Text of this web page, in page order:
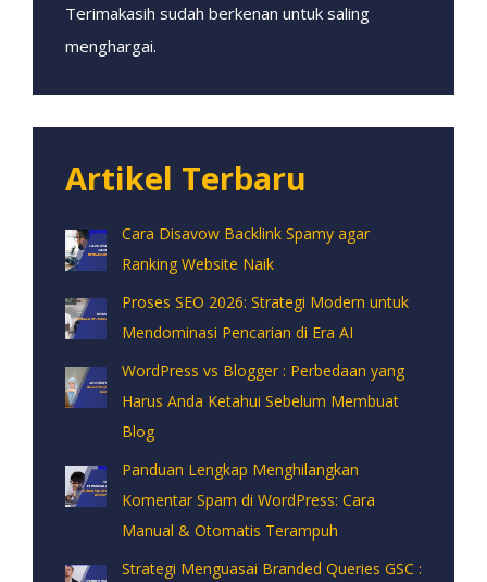
Terimakasih sudah berkenan untuk saling
menghargai.
Artikel Terbaru
Cara Disavow Backlink Spamy agar
Ranking Website Naik
Proses SEO 2026: Strategi Modern untuk
Mendominasi Pencarian di Era AI
WordPress vs Blogger : Perbedaan yang
Harus Anda Ketahui Sebelum Membuat
Blog
Panduan Lengkap Menghilangkan
Komentar Spam di WordPress: Cara
Manual & Otomatis Terampuh
Strategi Menguasai Branded Queries GSC :